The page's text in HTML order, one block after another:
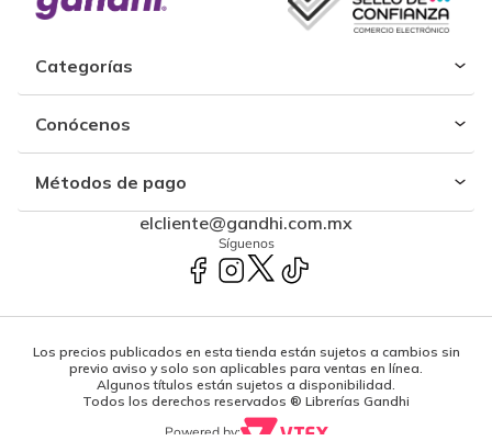
Categorías
Conócenos
Métodos de pago
elcliente@gandhi.com.mx
Síguenos
Los precios publicados en esta tienda están sujetos a cambios sin
previo aviso y solo son aplicables para ventas en línea.
Algunos títulos están sujetos a disponibilidad.
Todos los derechos reservados ® Librerías Gandhi
Powered by: